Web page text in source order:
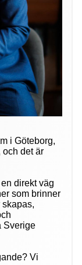
i Göteborg,
och det är
direkt väg
som brinner
skapas,
Sverige
Vi